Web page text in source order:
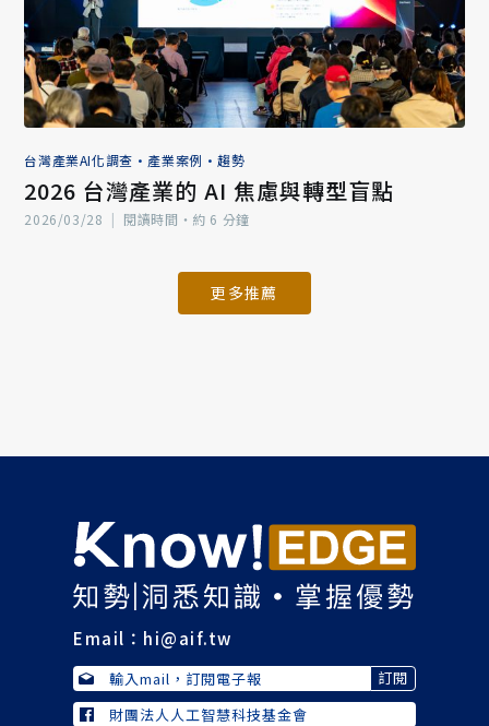
台灣產業AI化調查 • 產業案例 •趨勢
2026 台灣產業的 AI 焦慮與轉型盲點
2026/03/28 | 閱讀時間‧約 6 分鐘
更多推薦
Email： hi@aif.tw
財團法人人工智慧科技基金會